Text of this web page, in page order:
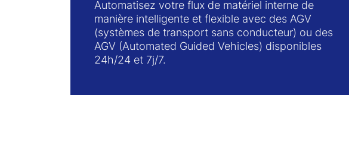
Automatisez votre flux de matériel interne de
manière intelligente et flexible avec des AGV
(systèmes de transport sans conducteur) ou des
AGV (Automated Guided Vehicles) disponibles
24h/24 et 7j/7.